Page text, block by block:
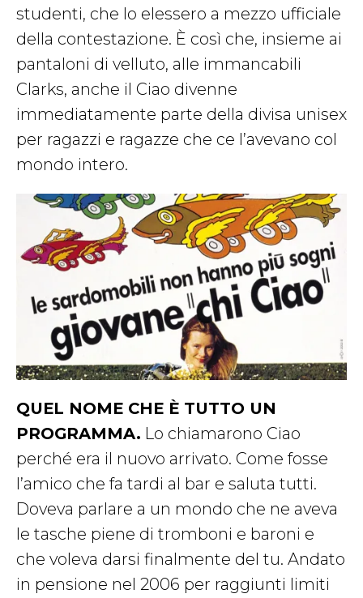
studenti, che lo elessero a mezzo ufficiale
della contestazione. È così che, insieme ai
pantaloni di velluto, alle immancabili
Clarks, anche il Ciao divenne
immediatamente parte della divisa unisex
per ragazzi e ragazze che ce l’avevano col
mondo intero.
QUEL NOME CHE È TUTTO UN
PROGRAMMA. Lo chiamarono Ciao
perché era il nuovo arrivato. Come fosse
l’amico che fa tardi al bar e saluta tutti.
Doveva parlare a un mondo che ne aveva
le tasche piene di tromboni e baroni e
che voleva darsi finalmente del tu. Andato
in pensione nel 2006 per raggiunti limiti